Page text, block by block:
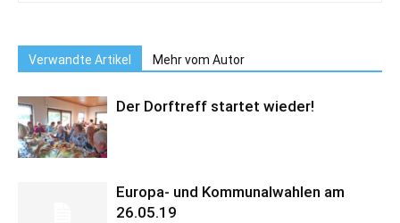
Verwandte Artikel Mehr vom Autor
Der Dorftreff startet wieder!
Europa- und Kommunalwahlen am
26.05.19